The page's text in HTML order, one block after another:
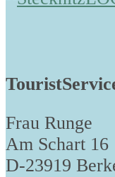
Frau Runge
Am Schart 16
D-23919